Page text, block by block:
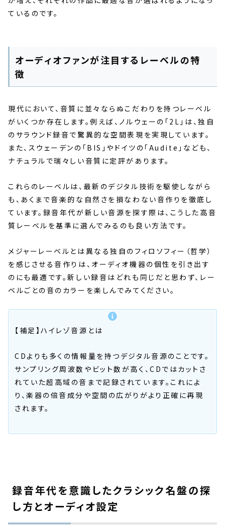
ているのです。
オーディオファンが注目するレーベルの特
徴
現代において、音質に並々ならぬこだわりを持つレーベル
がいくつか存在します。例えば、ノルウェーの「2L」は、独自
のサラウンド録音で驚異的な空間表現を実現しています。
また、スウェーデンの「BIS」やドイツの「Audite」なども、
ナチュラルで瑞々しい音質に定評があります。
これらのレーベルは、最新のデジタル技術を駆使しながら
も、あくまで音楽的な自然さを損なわない音作りを徹底し
ています。録音年代が新しい音源を探す際は、こうした高音
質レーベルを基準に選んでみるのも良い方法です。
メジャーレーベルとは異なる独自のフィロソフィー（哲学）
を感じさせる音作りは、オーディオ機器の個性を引き出す
のにも最適です。新しい録音はどれも同じだと思わず、レー
ベルごとの音のカラーを楽しんでみてください。
【補足】ハイレゾ音源とは
CDよりも多くの情報量を持つデジタル音源のことです。
サンプリング周波数やビット数が高く、CDではカットさ
れていた超高域の音まで記録されています。これによ
り、楽器の倍音成分や空間の広がりがより正確に再現
されます。
録音年代を意識したクラシック名盤の探
し方とオーディオ設定